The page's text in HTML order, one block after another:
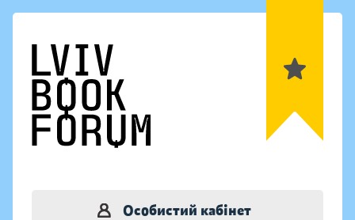
Особистий кабінет